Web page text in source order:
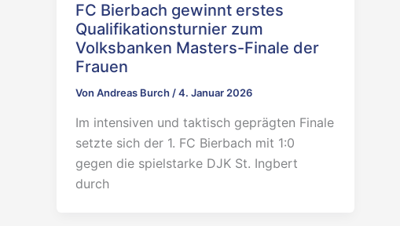
FC Bierbach gewinnt erstes
Qualifikationsturnier zum
Volksbanken Masters-Finale der
Frauen
Von Andreas Burch/4. Januar 2026
Im intensiven und taktisch geprägten Finale
setzte sich der 1. FC Bierbach mit 1:0
gegen die spielstarke DJK St. Ingbert
durch